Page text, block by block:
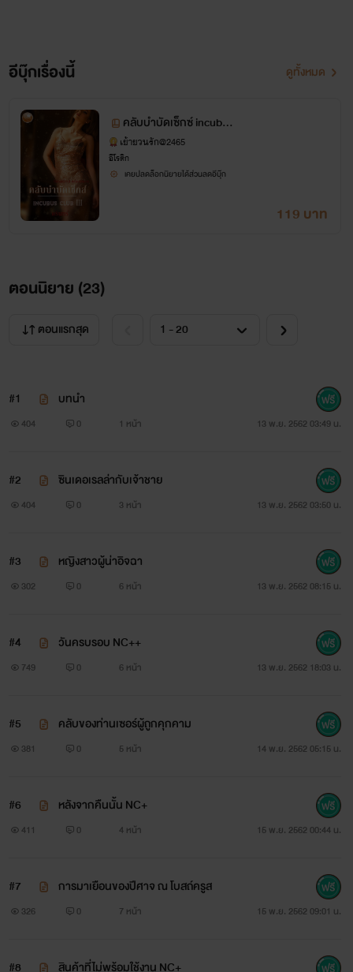
อีบุ๊กเรื่องนี้ ดูทั้งหมด
คลับบำบัดเซ็กซ์ incubus
club 3
เย้ายวนรัก@2465
อีโรติก
เคยปลดล็อกนิยายได้ส่วนลดอีบุ๊ก
119 บาท
ตอนนิยาย (23)
ตอนแรกสุด
#1 บทนำ
404 0 1 หน้า 13 พ.ย. 2562 03:49 น.
#2 ซินเดอเรลล่ากับเจ้าชาย
404 0 3 หน้า 13 พ.ย. 2562 03:50 น.
#3 หญิงสาวผู้น่าอิจฉา
302 0 6 หน้า 13 พ.ย. 2562 08:15 น.
#4 วันครบรอบ NC++
749 0 6 หน้า 13 พ.ย. 2562 18:03 น.
#5 คลับของท่านเซอร์ผู้ถูกคุกคาม
381 0 5 หน้า 14 พ.ย. 2562 05:15 น.
#6 หลังจากคืนนั้น NC+
411 0 4 หน้า 15 พ.ย. 2562 00:44 น.
#7 การมาเยือนของปีศาจ ณ โบสถ์ครูส
326 0 7 หน้า 15 พ.ย. 2562 09:01 น.
#8 สินค้าที่ไม่พร้อมใช้งาน NC+